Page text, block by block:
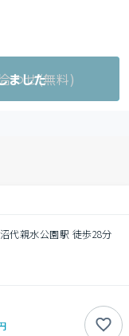
わせ(無料)
ました
代親水公園駅 徒歩28分